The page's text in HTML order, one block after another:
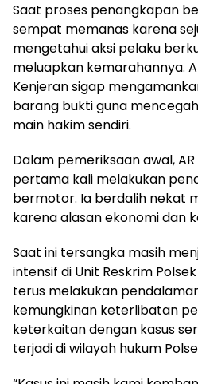
Saat proses penangkapan
sempat memanas karena
mengetahui aksi pelaku
meluapkan kemarahannya.
Kenjeran sigap
barang bukti guna
main hakim sendiri.
Dalam pemeriksaan awal,
pertama kali melakukan
bermotor. Ia berdalih nekat
karena alasan ekonomi dan
Saat ini tersangka masih
intensif di Unit Reskrim
terus melakukan
kemungkinan keterlibatan
keterkaitan dengan kasus
terjadi di wilayah hukum